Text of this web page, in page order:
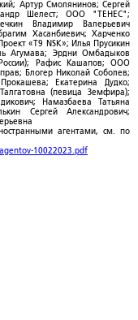
Артур Смолянинов; Сергей
Шелест; ООО "ТЕНЕС";
Владимир Валерьевич
Хасанбиевич; Харченко
«T9 NSK»; Илья Прусикин
Агумава; Эрдни Омбадыков
Рафис Кашапов; ООО
Блогер Николай Соболев;
Екатерина Дудко;
(певица Земфира);
Намазбаева Татьяна
Сергей Александрович;
агентами, см. по
10022023.pdf